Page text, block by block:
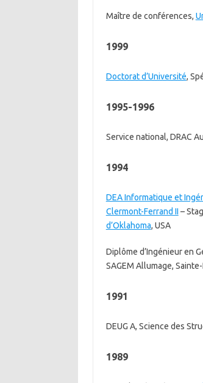
Maître de conférences,
1999
Doctorat d’Université,
1995-1996
Service national, DRAC
1994
DEA Informatique et
Clermont-Ferrand II –
d’Oklahoma, USA
Diplôme d’Ingénieur en
SAGEM Allumage,
1991
DEUG A, Science des
1989